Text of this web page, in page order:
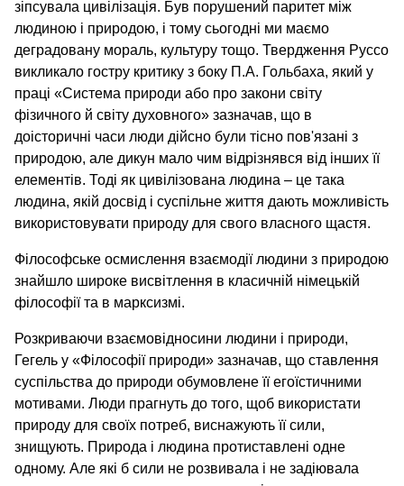
зіпсувала цивілізація. Був порушений паритет між
людиною і природою, і тому сьогодні ми маємо
деградовану мораль, культуру тощо. Твердження Руссо
викликало гостру критику з боку П.А. Гольбаха, який у
праці «Система природи або про закони світу
фізичного й світу духовного» зазначав, що в
доісторичні часи люди дійсно були тісно пов'язані з
природою, але дикун мало чим відрізнявся від інших її
елементів. Тоді як цивілізована людина – це така
людина, якій досвід і суспільне життя дають можливість
використовувати природу для свого власного щастя.
Філософське осмислення взаємодії людини з природою
знайшло широке висвітлення в класичній німецькій
філософії та в марксизмі.
Розкриваючи взаємовідносини людини і природи,
Гегель у «Філософії природи» зазначав, що ставлення
суспільства до природи обумовлене її егоїстичними
мотивами. Люди прагнуть до того, щоб використати
природу для своїх потреб, виснажують її сили,
знищують. Природа і людина протиставлені одне
одному. Але які б сили не розвивала і не задіювала